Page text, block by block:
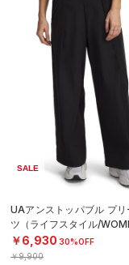
SALE
UAアンストッパブル プリ
ツ（ライフスタイル/
￥6,930 30%OFF
￥9,900